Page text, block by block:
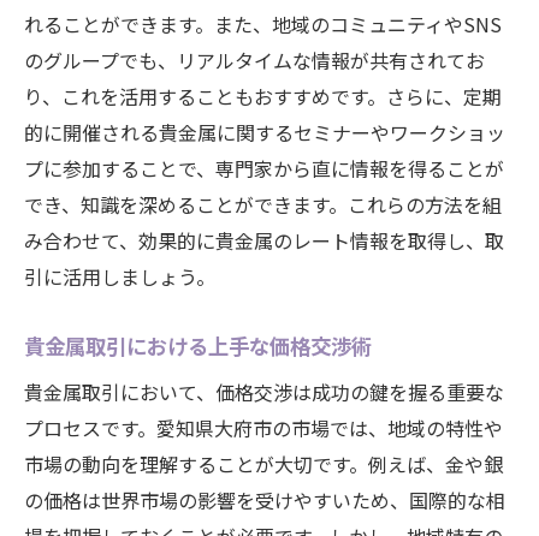
れることができます。また、地域のコミュニティやSNS
のグループでも、リアルタイムな情報が共有されてお
り、これを活用することもおすすめです。さらに、定期
的に開催される貴金属に関するセミナーやワークショッ
プに参加することで、専門家から直に情報を得ることが
でき、知識を深めることができます。これらの方法を組
み合わせて、効果的に貴金属のレート情報を取得し、取
引に活用しましょう。
貴金属取引における上手な価格交渉術
貴金属取引において、価格交渉は成功の鍵を握る重要な
プロセスです。愛知県大府市の市場では、地域の特性や
市場の動向を理解することが大切です。例えば、金や銀
の価格は世界市場の影響を受けやすいため、国際的な相